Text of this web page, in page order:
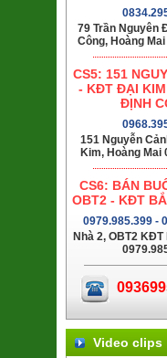
79 Trần Nguyên
Công, Hoàng
CS5: 151
- KĐT ĐẠI
ĐỊNH
151 Nguyễn
Kim, Hoàng Mai
CS6: BÁN
OBT2 - KĐT
0979.985.399 -
Nhà 2, OBT2
Video clips